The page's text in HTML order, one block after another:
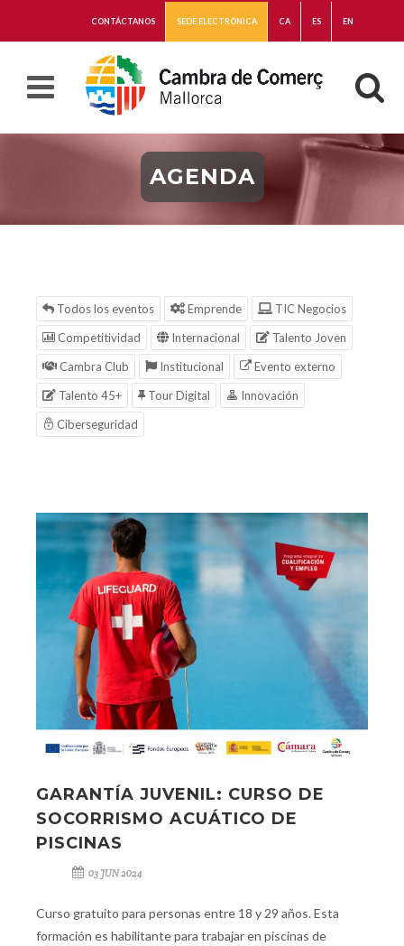
CONTÁCTANOS SEDE ELECTRÓNICA CA ES EN
AGENDA
Todos los eventos Emprende
TIC Negocios
Competitividad
Internacional
Talento Joven
Cambra Club
Institucional
Evento externo
Talento 45+
Tour Digital
Innovación
Ciberseguridad
GARANTÍA JUVENIL: CURSO DE
SOCORRISMO ACUÁTICO DE
PISCINAS
03 JUN 2024
Curso gratuito para personas entre 18 y 29 años. Esta
formación es habilitante para trabajar en piscinas de